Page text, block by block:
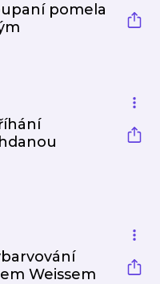
pomela
Weissem